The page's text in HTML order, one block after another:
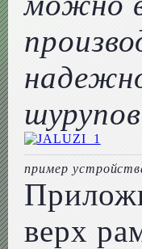
пример
верх